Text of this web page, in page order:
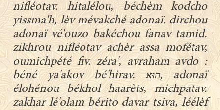
nifléotav. hitalélou, béchèm kodcho
yissma'h, lèv mévakché adonaï. dirchou
adonaï vé'ouzo bakéchou fanav tamid.
zikhrou nifléotav achèr assa mofétav,
oumichpété fiv. zéra', avraham avdo :
béné ya'akov bé'hirav. הוּא, adonaï
élohénou békhol haarèts, michpatav.
zakhar lé'olam bérito davar tsiva, léélèf